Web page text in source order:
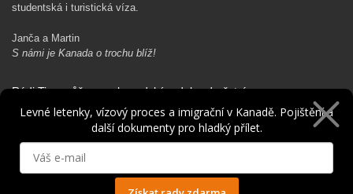
studentská i turistická víza.
Janča a Martin
S námi je Kanada o trochu blíž!
Rádi Ti pomůžeme s kanadským dobrodružstvím…
Levné letenky, vízový proces a imigrační v Kanadě. Pojištění a
další dokumenty pro hladký přílet.